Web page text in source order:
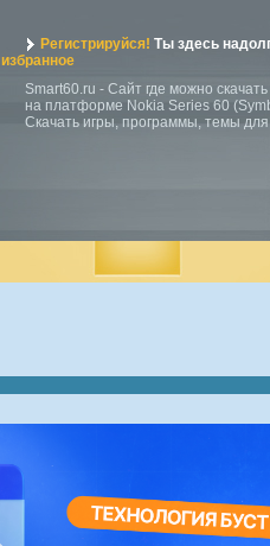
Регистрируйся! Ты здесь
избранное
Smart60.ru - Сайт где можно
на платформе Nokia Series 60
Скачать игры, программы, темы